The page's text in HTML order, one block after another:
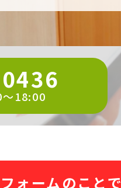
18:00
ォームのことで